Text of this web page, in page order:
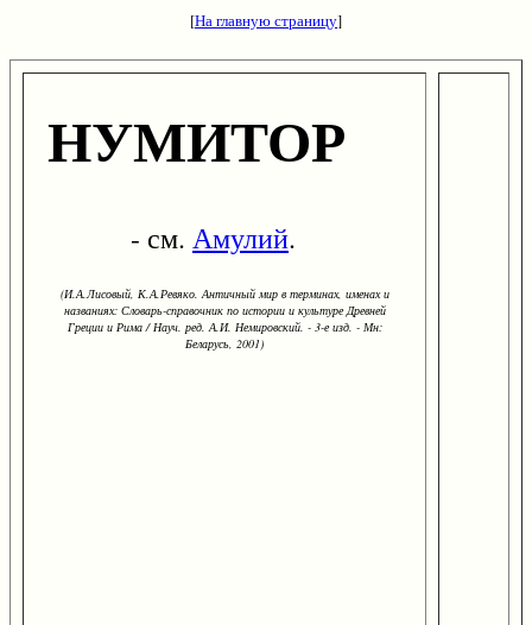
[На главную страницу]
НУМИТОР
- см. Амулий.
(И.А.Лисовый, К.А.Ревяко. Античный мир в терминах, именах и
названиях: Словарь-справочник по истории и культуре Древней
Греции и Рима / Науч. ред. А.И. Немировский. - 3-е изд. - Мн:
Беларусь, 2001)